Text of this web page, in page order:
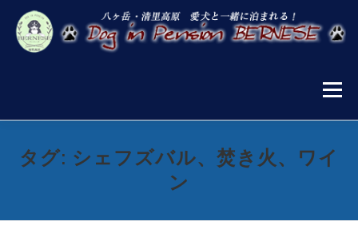
キ
メニュー
お知らせ 宿泊案内 施設案内 お食事
タグ: シェフズバル、焚き火、ワイ
ン